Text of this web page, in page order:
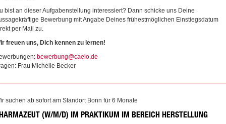
bist an dieser Aufgabenstellung interessiert? Dann schicke uns Deine
Bewerbung mit Angabe Deines frühestmöglichen Einstiegsdatum
per Mail zu.
freuen uns, Dich kennen zu lernen!
bewerbung@caelo.de
Frau Michelle Becker
suchen ab sofort am Standort Bonn für 6 Monate
(W/M/D) IM PRAKTIKUM IM BEREICH HERSTELLUNG